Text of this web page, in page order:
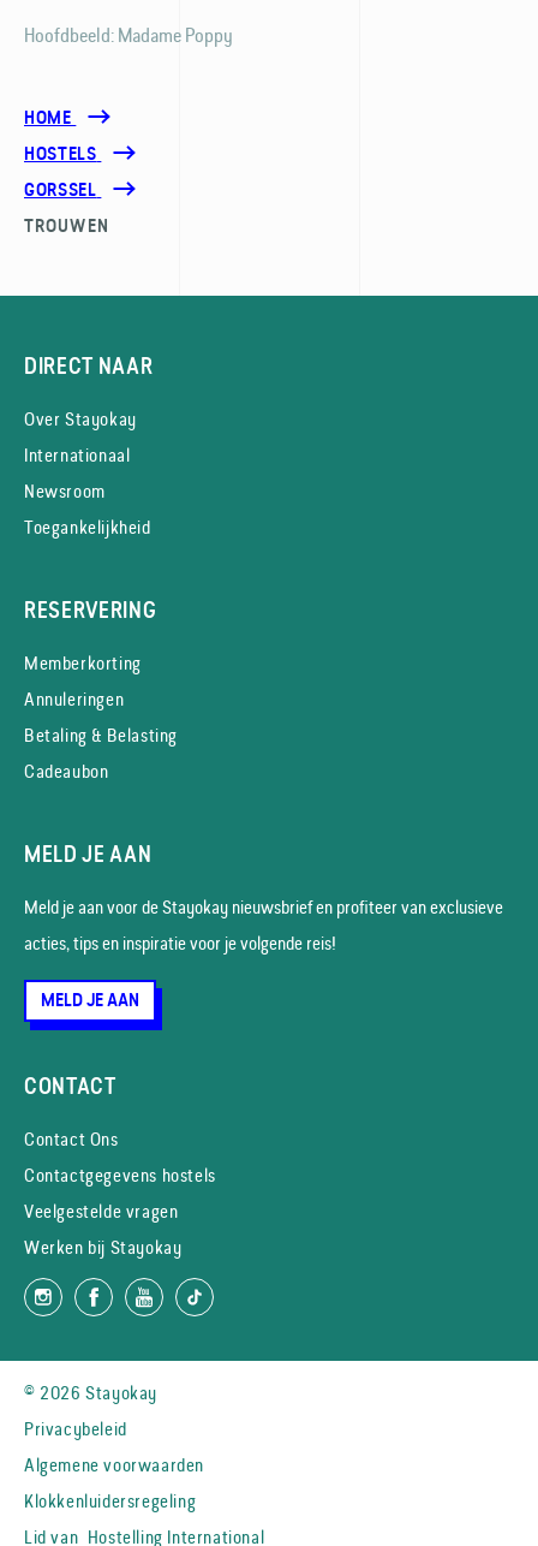
Hoofdbeeld: Madame Poppy
HOME
HOSTELS
GORSSEL
TROUWEN
DIRECT NAAR
Over Stayokay
Internationaal
Newsroom
Toegankelijkheid
RESERVERING
Memberkorting
Annuleringen
Betaling & Belasting
Cadeaubon
MELD JE AAN
Meld je aan voor de Stayokay nieuws­brief en profiteer van exclusieve
acties, tips en inspiratie voor je volgende reis!
MELD JE AAN
CONTACT
Contact Ons
Contactgegevens hostels
Veelgestelde vragen
Werken bij Stayokay
© 2026 Stayokay
Privacybeleid
Algemene voorwaarden
Klokkenluidersregeling
Lid van Hostelling International